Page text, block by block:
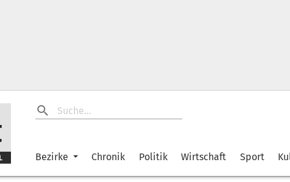
Bezirke Chronik Politik Wirtschaft Sport